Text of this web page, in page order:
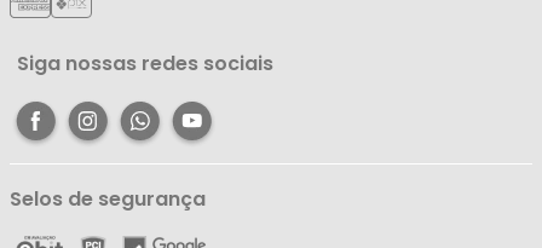
Central de Atendimento
Siga nossas redes sociais
Selos de segurança